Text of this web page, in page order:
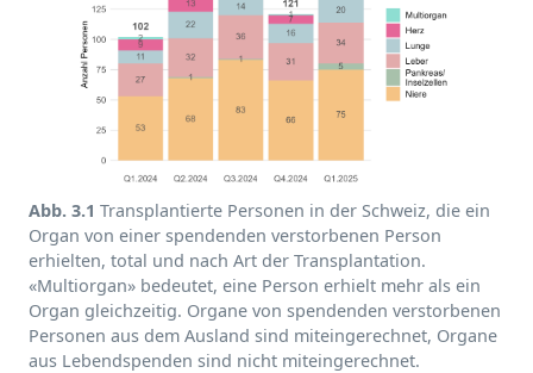
Abb. 3.1 Transplantierte Personen in der Schweiz, die ein
Organ von einer spendenden verstorbenen Person
erhielten, total und nach Art der Transplantation.
«Multiorgan» bedeutet, eine Person erhielt mehr als ein
Organ gleichzeitig. Organe von spendenden verstorbenen
Personen aus dem Ausland sind miteingerechnet, Organe
aus Lebendspenden sind nicht miteingerechnet.